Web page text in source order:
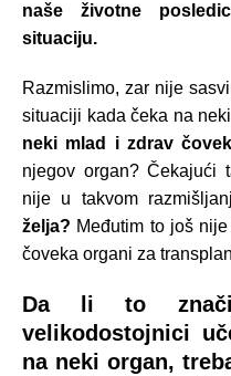
naše životne
situaciju.
Razmislimo, zar nije
situaciji kada čeka na
neki mlad i zdrav
njegov organ? Čekajući
nije u takvom
želja? Međutim to još
čoveka organi za
Da li to
velikodostojnici
na neki organ,